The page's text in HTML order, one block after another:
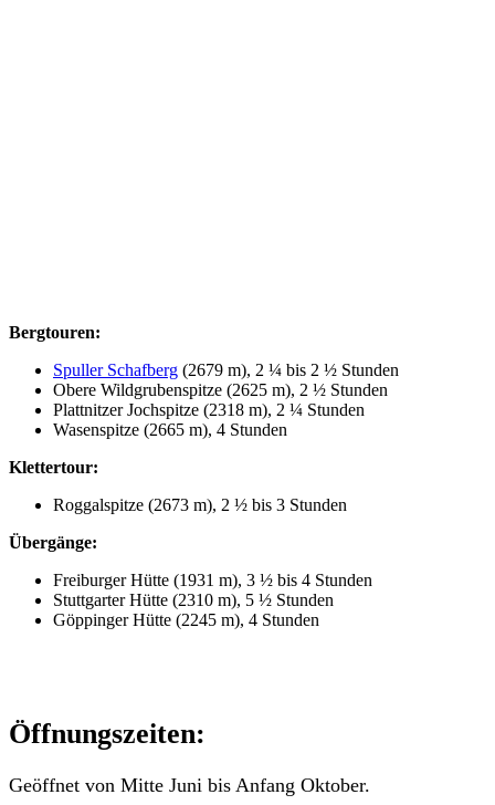
Bergtouren:
Spuller Schafberg (2679 m), 2 ¼ bis 2 ½ Stunden
Obere Wildgrubenspitze (2625 m), 2 ½ Stunden
Plattnitzer Jochspitze (2318 m), 2 ¼ Stunden
Wasenspitze (2665 m), 4 Stunden
Klettertour:
Roggalspitze (2673 m), 2 ½ bis 3 Stunden
Übergänge:
Freiburger Hütte (1931 m), 3 ½ bis 4 Stunden
Stuttgarter Hütte (2310 m), 5 ½ Stunden
Göppinger Hütte (2245 m), 4 Stunden
Öffnungszeiten:
Geöffnet von Mitte Juni bis Anfang Oktober.